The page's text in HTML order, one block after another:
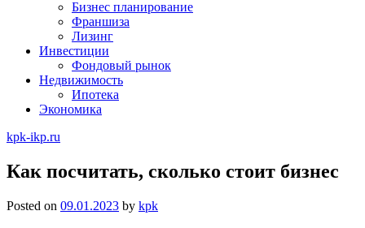
Бизнес планирование
Франшиза
Лизинг
Инвестиции
Фондовый рынок
Недвижимость
Ипотека
Экономика
kpk-ikp.ru
Как посчитать, сколько стоит бизнес
Posted on 09.01.2023 by kpk